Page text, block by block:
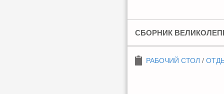
СБОРНИК
РАБОЧИЙ СТОЛ /